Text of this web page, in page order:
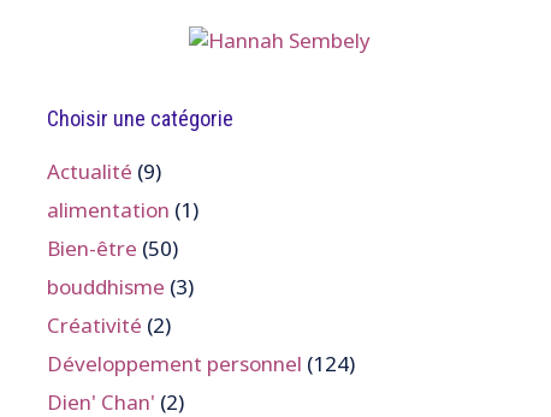
Choisir une catégorie
Actualité (9)
alimentation (1)
Bien-être (50)
bouddhisme (3)
Créativité (2)
Développement personnel (124)
Dien' Chan' (2)